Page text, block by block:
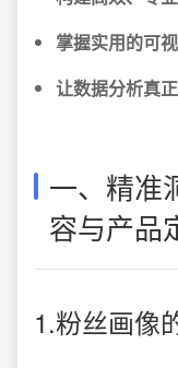
掌握实用的可
让数据分析真
一、精准
容与产品
1.粉丝画像